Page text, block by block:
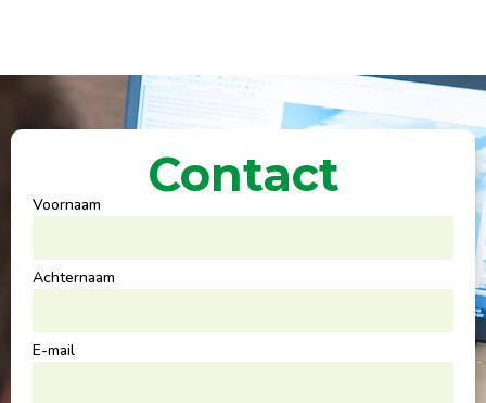
Contact
Voornaam
Achternaam
E-mail